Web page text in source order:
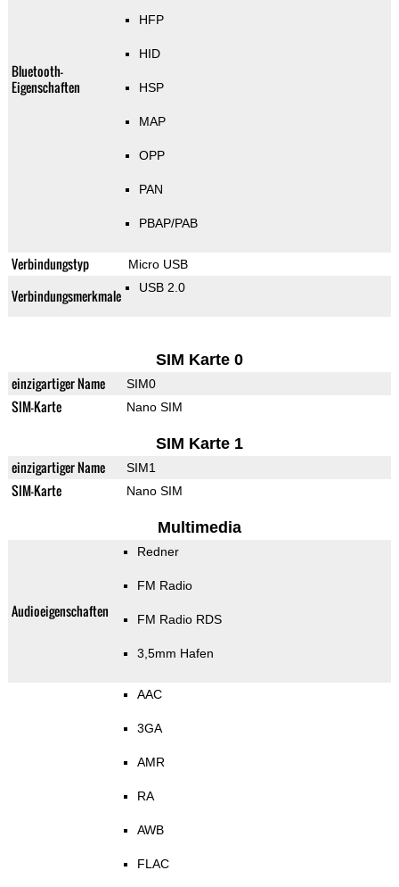
Bluetooth-
Eigenschaften
HFP
HID
HSP
MAP
OPP
PAN
PBAP/PAB
Verbindungstyp Micro USB
Verbindungsmerkmale USB 2.0
SIM Karte 0
einzigartiger Name SIM0
SIM-Karte Nano SIM
SIM Karte 1
einzigartiger Name SIM1
SIM-Karte Nano SIM
Multimedia
Audioeigenschaften
Redner
FM Radio
FM Radio RDS
3,5mm Hafen
AAC
3GA
AMR
RA
AWB
FLAC